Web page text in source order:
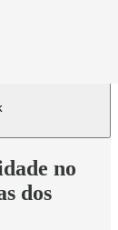
no
dos